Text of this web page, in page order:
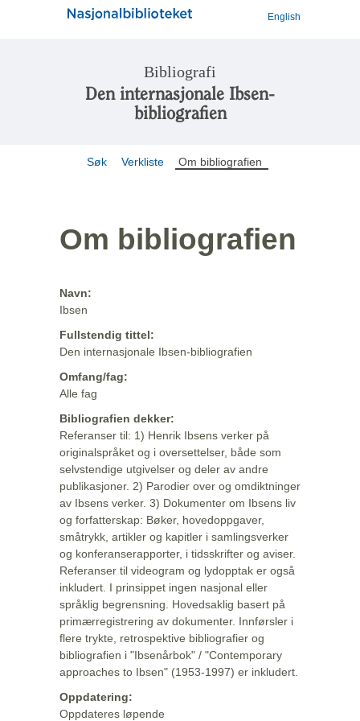
English
Bibliografi
Den internasjonale Ibsen-
bibliografien
Søk Verkliste Om bibliografien
Om bibliografien
Navn:
Ibsen
Fullstendig tittel:
Den internasjonale Ibsen-bibliografien
Omfang/fag:
Alle fag
Bibliografien dekker:
Referanser til: 1) Henrik Ibsens verker på
originalspråket og i oversettelser, både som
selvstendige utgivelser og deler av andre
publikasjoner. 2) Parodier over og omdiktninger
av Ibsens verker. 3) Dokumenter om Ibsens liv
og forfatterskap: Bøker, hovedoppgaver,
småtrykk, artikler og kapitler i samlingsverker
og konferanserapporter, i tidsskrifter og aviser.
Referanser til videogram og lydopptak er også
inkludert. I prinsippet ingen nasjonal eller
språklig begrensning. Hovedsaklig basert på
primærregistrering av dokumenter. Innførsler i
flere trykte, retrospektive bibliografier og
bibliografien i "Ibsenårbok" / "Contemporary
approaches to Ibsen" (1953-1997) er inkludert.
Oppdatering:
Oppdateres løpende